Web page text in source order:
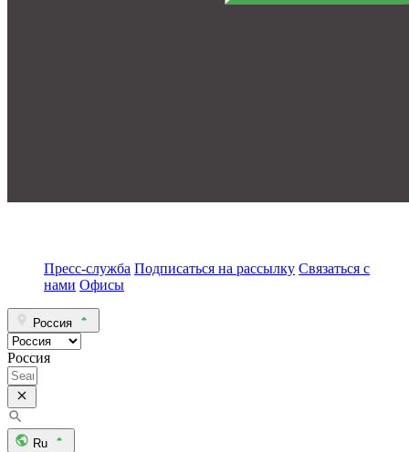
Пресс-служба Подписаться на рассылку Связаться с
нами Офисы
Россия
Россия
Ru